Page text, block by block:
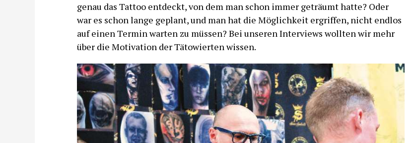
genau das Tattoo entdeckt, von dem man schon immer geträumt hatte? Oder
war es schon lange geplant, und man hat die Möglichkeit ergriffen, nicht endlos
auf einen Termin warten zu müssen? Bei unseren Interviews wollten wir mehr
über die Motivation der Tätowierten wissen.